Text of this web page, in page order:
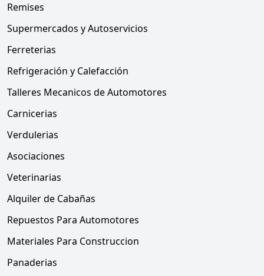
Remises
Supermercados y Autoservicios
Ferreterias
Refrigeración y Calefacción
Talleres Mecanicos de Automotores
Carnicerias
Verdulerias
Asociaciones
Veterinarias
Alquiler de Cabañas
Repuestos Para Automotores
Materiales Para Construccion
Panaderias